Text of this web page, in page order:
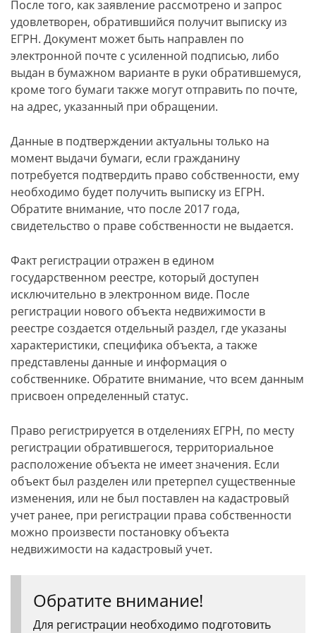
После того, как заявление рассмотрено и запрос
удовлетворен, обратившийся получит выписку из
ЕГРН. Документ может быть направлен по
электронной почте с усиленной подписью, либо
выдан в бумажном варианте в руки обратившемуся,
кроме того бумаги также могут отправить по почте,
на адрес, указанный при обращении.
Данные в подтверждении актуальны только на
момент выдачи бумаги, если гражданину
потребуется подтвердить право собственности, ему
необходимо будет получить выписку из ЕГРН.
Обратите внимание, что после 2017 года,
свидетельство о праве собственности не выдается.
Факт регистрации отражен в едином
государственном реестре, который доступен
исключительно в электронном виде. После
регистрации нового объекта недвижимости в
реестре создается отдельный раздел, где указаны
характеристики, специфика объекта, а также
представлены данные и информация о
собственнике. Обратите внимание, что всем данным
присвоен определенный статус.
Право регистрируется в отделениях ЕГРН, по месту
регистрации обратившегося, территориальное
расположение объекта не имеет значения. Если
объект был разделен или претерпел существенные
изменения, или не был поставлен на кадастровый
учет ранее, при регистрации права собственности
можно произвести постановку объекта
недвижимости на кадастровый учет.
Обратите внимание!
Для регистрации необходимо подготовить